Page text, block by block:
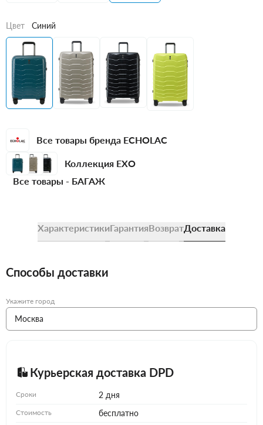
Цвет Синий
Все товары бренда ECHOLAC
Коллекция EXO
Все товары - БАГАЖ
ХарактеристикиГарантияВозвратДоставка
Способы доставки
Укажите город
Курьерская доставка DPD
Сроки 2 дня
Стоимость бесплатно